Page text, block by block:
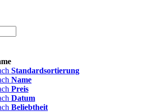
Standardsortierung
Name
Preis
Datum
Beliebtheit